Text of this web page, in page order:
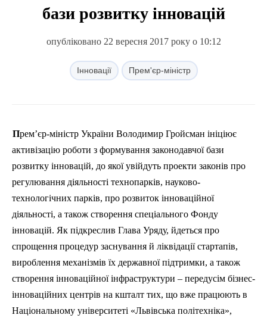
бази розвитку інновацій
опубліковано 22 вересня 2017 року о 10:12
Інновації Прем'єр-міністр
Прем’єр-міністр України Володимир Гройсман ініціює
активізацію роботи з формування законодавчої бази
розвитку інновацій, до якої увійдуть проекти законів про
регулювання діяльності технопарків, науково-
технологічних парків, про розвиток інноваційної
діяльності, а також створення спеціального Фонду
інновацій. Як підкреслив Глава Уряду, йдеться про
спрощення процедур заснування й ліквідаціїстартапів,
вироблення механізмів їх державної підтримки, а також
створення інноваційної інфраструктури – передусім бізнес-
інноваційних центрів на кшталт тих, що вже працюють в
Національному університеті «Львівська політехніка»,